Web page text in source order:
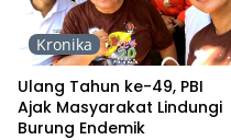
Kronika
Ulang Tahun ke-49, PBI
Ajak Masyarakat Lindungi
Burung Endemik